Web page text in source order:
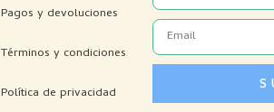
Pagos y devoluciones
Términos y condiciones
Política de privacidad
Email